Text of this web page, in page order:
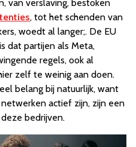
van verslaving, bestoken
, tot het schenden van
woedt al langer;. De EU
dat partijen als Meta,
regels, ook al
zelf te weinig aan doen.
belang bij natuurlijk, want
actief zijn, zijn een
bedrijven.